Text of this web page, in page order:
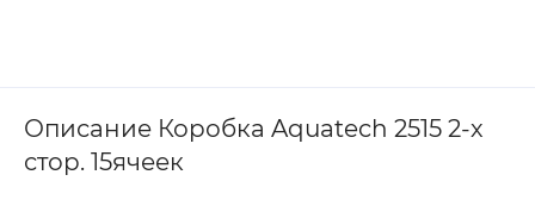
Описание Коробка Aquatech 2515 2-х
стор. 15ячеек